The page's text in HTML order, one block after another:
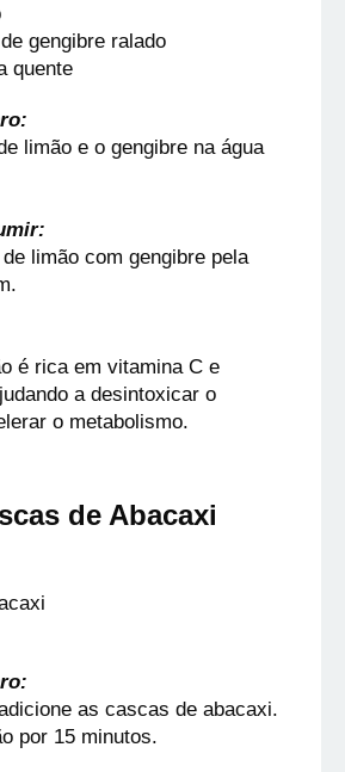
gengibre ralado
quente
limão e o gengibre na água
limão com gengibre pela
é rica em vitamina C e
a desintoxicar o
o metabolismo.
de Abacaxi
as cascas de abacaxi.
por 15 minutos.